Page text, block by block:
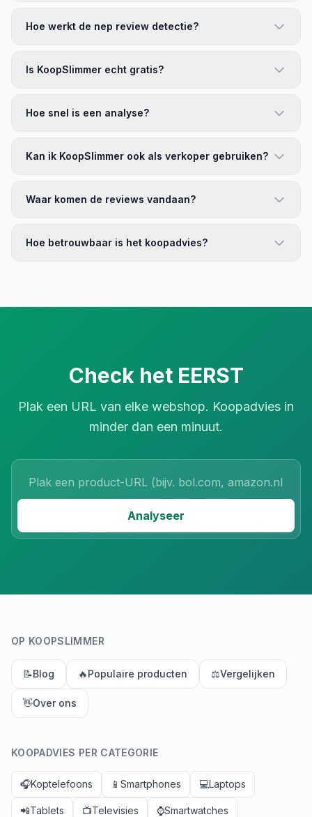
Hoe werkt de nep review detectie?
Is KoopSlimmer echt gratis?
Hoe snel is een analyse?
Kan ik KoopSlimmer ook als verkoper gebruiken?
Waar komen de reviews vandaan?
Hoe betrouwbaar is het koopadvies?
Check het EERST
Plak een URL van elke webshop. Koopadvies in
minder dan een minuut.
Analyseer
OP KOOPSLIMMER
📝Blog 🔥Populaire producten ⚖️Vergelijken
👋Over ons
KOOPADVIES PER CATEGORIE
🎧Koptelefoons 📱 Smartphones 💻Laptops
📲Tablets 📺Televisies ⌚Smartwatches